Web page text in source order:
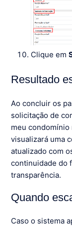
Clique em
Resultado
Ao concluir os
solicitação de
meu condomínio
visualizará uma
atualizado com
continuidade do
transparência.
Quando
Caso o sistema